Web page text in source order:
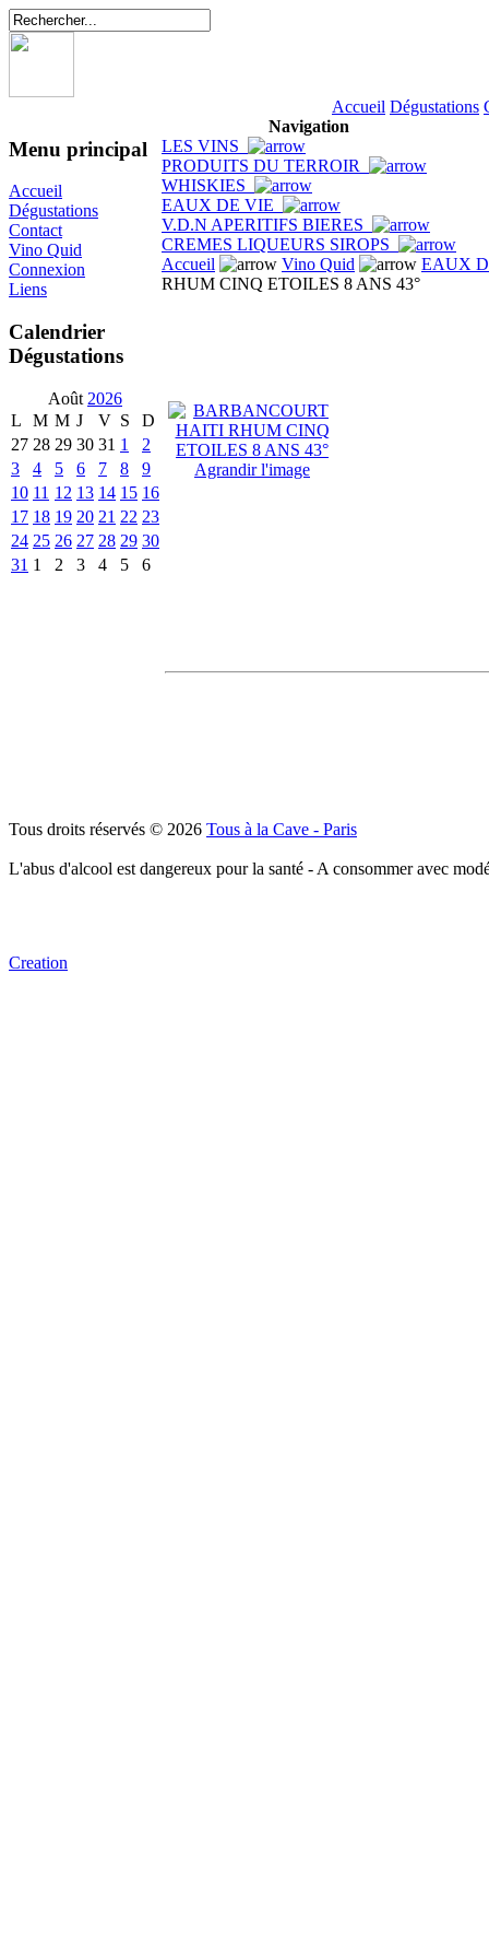
Accueil Dégustations
Menu principal
Accueil
Dégustations
Contact
Vino Quid
Connexion
Liens
Calendrier
Dégustations
Août 2026
L
M M J V S
D
27 28 29 30 31 1
2
3
4 5 6 7 8
9
10 11 12 13 14 15 16
17 18 19 20 21 22 23
24 25 26 27 28 29 30
31 1 2 3 4 5 6
Navigation
LES VINS
PRODUITS DU TERROIR
WHISKIES
EAUX DE VIE
V.D.N APERITIFS BIERES
CREMES LIQUEURS SIROPS
Accueil
Vino Quid
EAUX
RHUM CINQ ETOILES 8 ANS 43°
Agrandir l'image
Tous droits réservés © 2026 Tous à la Cave - Paris
L'abus d'alcool est dangereux pour la santé - A consommer avec
Creation